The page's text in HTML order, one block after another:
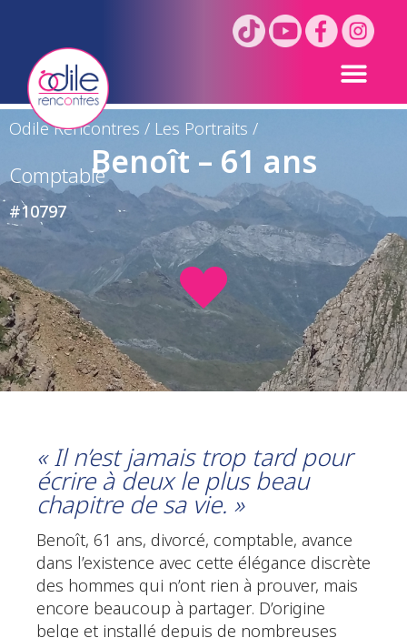
Odile Rencontres / Les Portraits /
Benoît – 61 ans
Comptable
#10797
« Il n’est jamais trop tard pour
écrire à deux le plus beau
chapitre de sa vie. »
Benoît, 61 ans, divorcé, comptable, avance
dans l’existence avec cette élégance discrète
des hommes qui n’ont rien à prouver, mais
encore beaucoup à partager. D’origine
belge et installé depuis de nombreuses